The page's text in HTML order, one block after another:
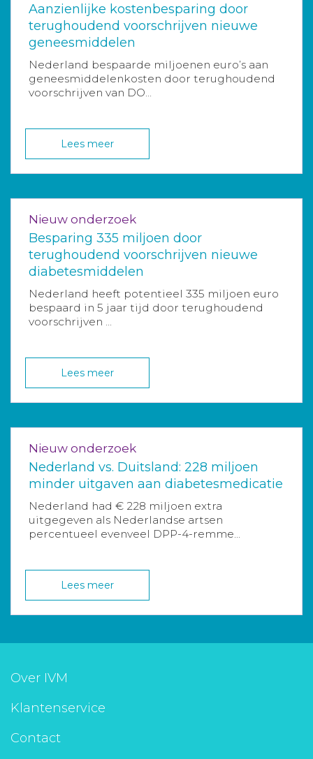
Aanzienlijke kostenbesparing door
terughoudend voorschrijven nieuwe
geneesmiddelen
Nederland bespaarde miljoenen euro’s aan
geneesmiddelenkosten door terughoudend
voorschrijven van DO...
Lees meer
Nieuw onderzoek
Besparing 335 miljoen door
terughoudend voorschrijven nieuwe
diabetesmiddelen
Nederland heeft potentieel 335 miljoen euro
bespaard in 5 jaar tijd door terughoudend
voorschrijven ...
Lees meer
Nieuw onderzoek
Nederland vs. Duitsland: 228 miljoen
minder uitgaven aan diabetesmedicatie
Nederland had € 228 miljoen extra
uitgegeven als Nederlandse artsen
percentueel evenveel DPP-4-remme...
Lees meer
Over IVM
Klantenservice
Contact